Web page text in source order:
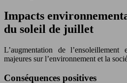
Impacts
du soleil de juillet
L’augmentation de l’ensoleillement
majeures sur l’environnement et la
Conséquences positives